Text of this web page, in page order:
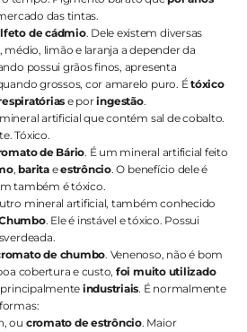
das tintas.
de cádmio. Dele existem diversas
limão e laranja a depender da
possui grãos finos, apresenta
grossos, cor amarelo puro. É tóxico
e por ingestão.
artificial que contém sal de cobalto.
Tóxico.
de Bário. É um mineral artificial feito
, barita e estrôncio. O benefício dele é
também é tóxico.
mineral artificial, também conhecido
. Ele é instável e tóxico. Possui
de chumbo. Venenoso, não é bom
cobertura e custo, foi muito utilizado
principalmente industriais. É normalmente
ou cromato de estrôncio. Maior